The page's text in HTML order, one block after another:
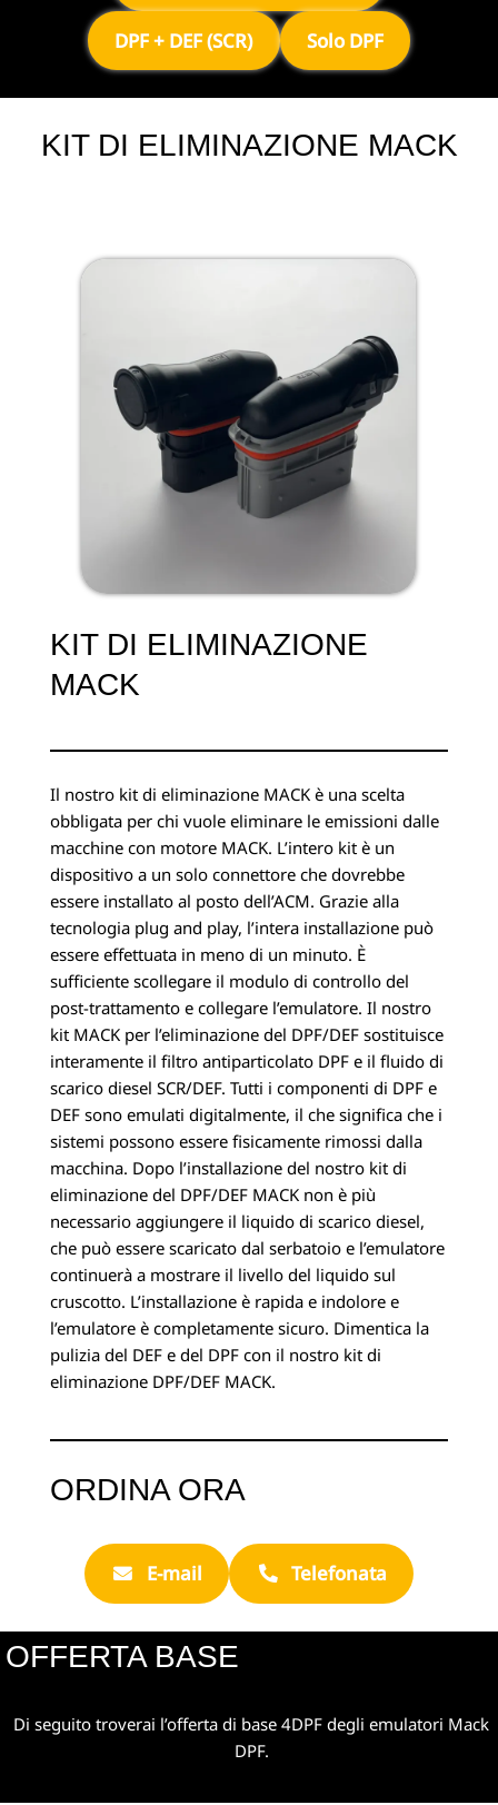
DPF + DEF (SCR) Solo DPF
KIT DI ELIMINAZIONE MACK
KIT DI ELIMINAZIONE
MACK
Il nostro kit di eliminazione MACK è una scelta
obbligata per chi vuole eliminare le emissioni dalle
macchine con motore MACK. L’intero kit è un
dispositivo a un solo connettore che dovrebbe
essere installato al posto dell’ACM. Grazie alla
tecnologia plug and play, l’intera installazione può
essere effettuata in meno di un minuto. È
sufficiente scollegare il modulo di controllo del
post-trattamento e collegare l’emulatore. Il nostro
kit MACK per l’eliminazione del DPF/DEF sostituisce
interamente il filtro antiparticolato DPF e il fluido di
scarico diesel SCR/DEF. Tutti i componenti di DPF e
DEF sono emulati digitalmente, il che significa che i
sistemi possono essere fisicamente rimossi dalla
macchina. Dopo l’installazione del nostro kit di
eliminazione del DPF/DEF MACK non è più
necessario aggiungere il liquido di scarico diesel,
che può essere scaricato dal serbatoio e l’emulatore
continuerà a mostrare il livello del liquido sul
cruscotto. L’installazione è rapida e indolore e
l’emulatore è completamente sicuro. Dimentica la
pulizia del DEF e del DPF con il nostro kit di
eliminazione DPF/DEF MACK.
ORDINA ORA
E-mail Telefonata
OFFERTA BASE
Di seguito troverai l’offerta di base 4DPF degli emulatori Mack
DPF.